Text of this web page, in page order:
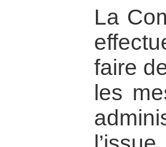
La
faire
les